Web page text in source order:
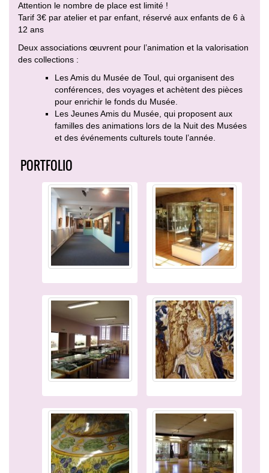
Attention le nombre de place est limité !
Tarif 3€ par atelier et par enfant, réservé aux enfants de 6 à
12 ans
Deux associations œuvrent pour l’animation et la valorisation
des collections :
Les Amis du Musée de Toul, qui organisent des
conférences, des voyages et achètent des pièces
pour enrichir le fonds du Musée.
Les Jeunes Amis du Musée, qui proposent aux
familles des animations lors de la Nuit des Musées
et des événements culturels toute l’année.
PORTFOLIO